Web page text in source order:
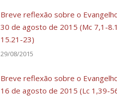
Breve reflexão sobre o
30 de agosto de 2015 (Mc 7,1-
15.21-23)
29/08/2015
Breve reflexão sobre o
16 de agosto de 2015 (Lc 1,39-